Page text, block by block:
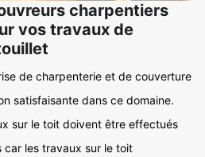
charpentiers
vos travaux de
de charpenterie et de couverture
satisfaisante dans ce domaine.
sur le toit doivent être effectués
car les travaux sur le toit